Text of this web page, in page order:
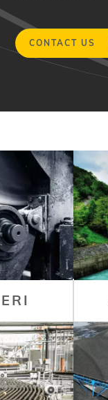
CONTACT US